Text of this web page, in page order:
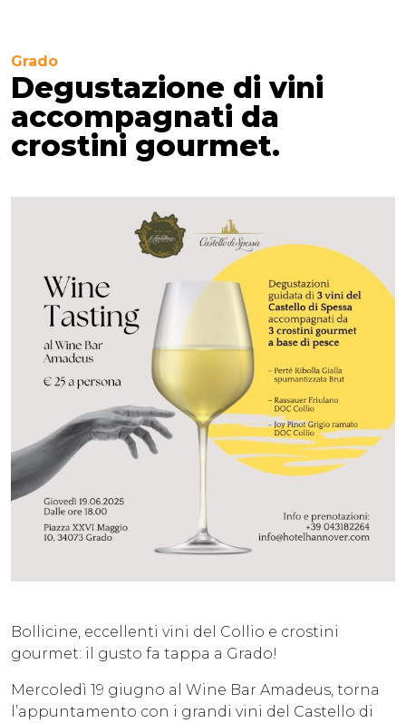
Grado
Degustazione di vini
accompagnati da
crostini gourmet.
Bollicine, eccellenti vini del Collio e crostini
gourmet: il gusto fa tappa a Grado!
Mercoledì 19 giugno al Wine Bar Amadeus, torna
l’appuntamento con i grandi vini del Castello di